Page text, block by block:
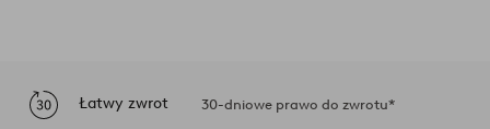
Łatwy zwrot 30-dniowe prawo do zwrotu*